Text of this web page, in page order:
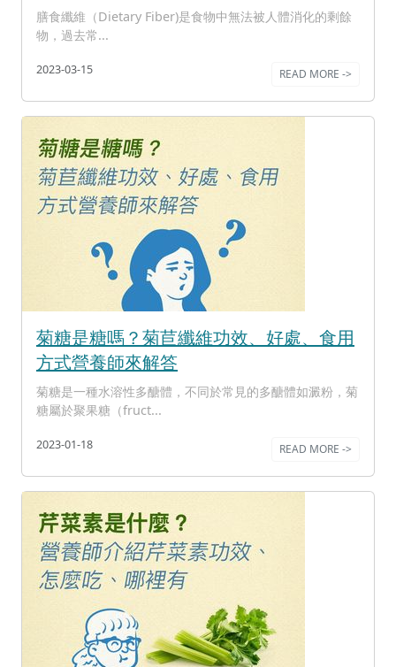
膳食纖維（Dietary Fiber)是食物中無法被人體消化的剩餘
物，過去常...
2023-03-15 READ MORE ->
菊糖是糖嗎？菊苣纖維功效、好處、食用
方式營養師來解答
菊糖是一種水溶性多醣體，不同於常見的多醣體如澱粉，菊
糖屬於聚果糖（fruct...
2023-01-18 READ MORE ->